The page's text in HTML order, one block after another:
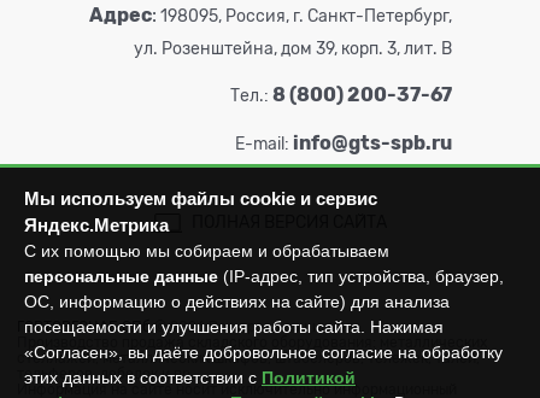
Адрес: 198095, Россия, г. Санкт-Петербург,
ул. Розенштейна, дом 39, корп. 3, лит. В
Тел.: 8 (800) 200-37-67
E-mail: info@gts-spb.ru
ГОРТОРГСНАБ СПб © 2026Все права защищены.
Производство продажа складского оборудования: металлических
стеллажей, металлических шкафов, штабелеров, тележек, талей,
тельферов, лебедок и пр.
Информация на сайте носит исключительно информационный
Мы используем файлы cookie и сервис
Яндекс.Метрика
С их помощью мы собираем и обрабатываем
персональные данные (IP-адрес, тип устройства, браузер,
ОС, информацию о действиях на сайте) для анализа
посещаемости и улучшения работы сайта. Нажимая
«Согласен», вы даёте добровольное согласие на обработку
этих данных в соответствии с Политикой